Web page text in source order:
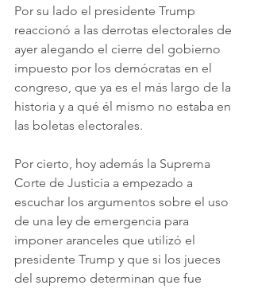
Por su lado el presidente Trump
reaccionó a las derrotas electorales de
ayer alegando el cierre del gobierno
impuesto por los demócratas en el
congreso, que ya es el más largo de la
historia y a qué él mismo no estaba en
las boletas electorales.
Por cierto, hoy además la Suprema
Corte de Justicia a empezado a
escuchar los argumentos sobre el uso
de una ley de emergencia para
imponer aranceles que utilizó el
presidente Trump y que si los jueces
del supremo determinan que fue